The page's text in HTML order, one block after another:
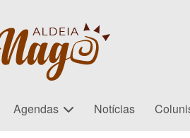
Agendas Notícias